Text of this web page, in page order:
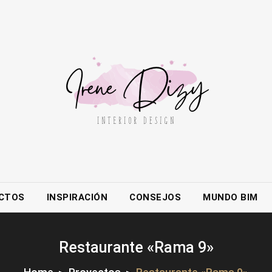
INSPIRACIÓN CONSEJOS MUNDO BIM
Restaurante «Rama 9»